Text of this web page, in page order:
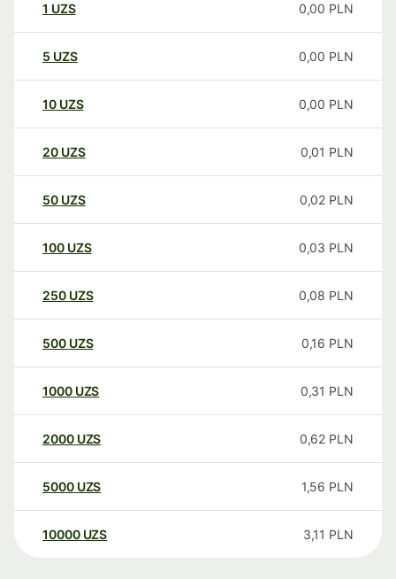
1 UZS 0,00 PLN
5 UZS 0,00 PLN
10 UZS 0,00 PLN
20 UZS 0,01 PLN
50 UZS 0,02 PLN
100 UZS 0,03 PLN
250 UZS 0,08 PLN
500 UZS 0,16 PLN
1000 UZS 0,31 PLN
2000 UZS 0,62 PLN
5000 UZS 1,56 PLN
10000 UZS 3,11 PLN